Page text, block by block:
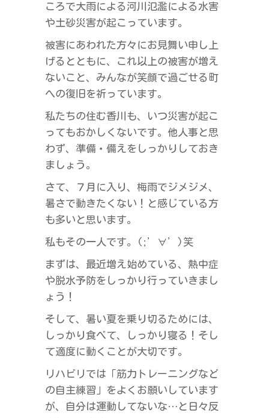
ころで大雨による河川氾濫による水害
や土砂災害が起こっています。
被害にあわれた方々にお見舞い申し上
げるとともに、これ以上の被害が増え
ないこと、みんなが笑顔で過ごせる町
への復旧を祈っています。
私たちの住む香川も、いつ災害が起こ
ってもおかしくないです。他人事と思
わず、準備・備えをしっかりしておき
ましょう。
さて、７月に入り、梅雨でジメジメ、
暑さで動きたくない！と感じている方
も多いと思います。
私もその一人です。(;’∀’)笑
まずは、最近増え始めている、熱中症
や脱水予防をしっかり行っていきまし
ょう！
そして、暑い夏を乗り切るためには、
しっかり食べて、しっかり寝る！そし
て適度に動くことが大切です。
リハビリでは「筋力トレーニングなど
の自主練習」をよくお願いしています
が、自分は運動してないな…と日々反